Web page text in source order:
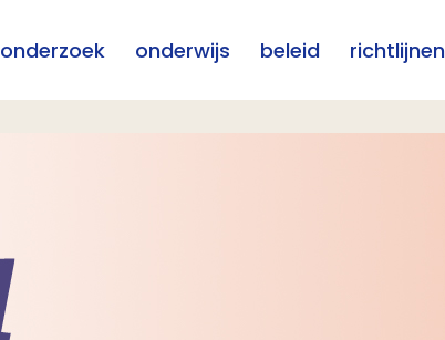
onderzoek onderwijs beleid richtlijnen